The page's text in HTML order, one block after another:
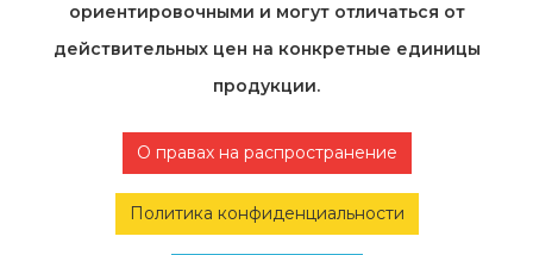
ориентировочными и могут отличаться от
действительных цен на конкретные единицы
продукции.
О правах на распространение
Политика конфиденциальности